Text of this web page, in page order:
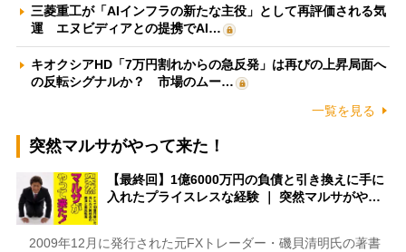
三菱重工が「AIインフラの新たな主役」として再評価される気
運 エヌビディアとの提携でAI…
キオクシアHD「7万円割れからの急反発」は再びの上昇局面へ
の反転シグナルか？ 市場のムー…
一覧を見る
突然マルサがやって来た！
【最終回】1億6000万円の負債と引き換えに手に
入れたプライスレスな経験 ｜ 突然マルサがや…
2009年12月に発行された元FXトレーダー・磯貝清明氏の著書